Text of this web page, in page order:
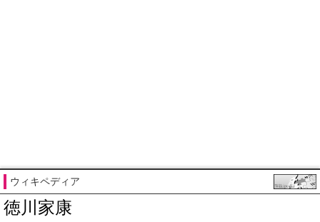
ウィキペディア
徳川家康